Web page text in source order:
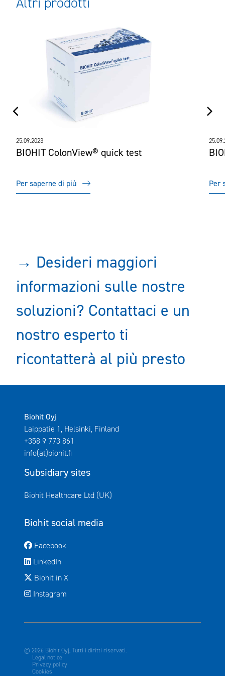
25.09.2023
BIOHIT ColonView® quick test
Per saperne di più Per
→ Desideri maggiori
informazioni sulle nostre
soluzioni? Contattaci e un
nostro esperto ti
ricontatterà al più presto
Biohit Oyj
Laippatie 1, Helsinki, Finland
+358 9 773 861
info(at)biohit.fi
Subsidiary sites
Biohit Healthcare Ltd (UK)
Biohit social media
Facebook
LinkedInAvautuu uuteen ikkunaan
Biohit in X
Instagram
© 2026 Biohit Oyj, Tutti i diritti riservati.
Legal notice
Privacy policy
Cookies